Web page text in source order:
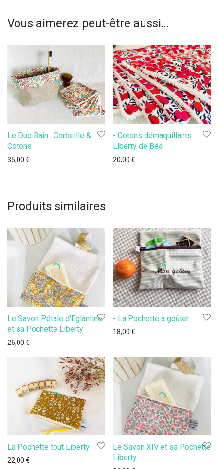
Vous aimerez peut-être aussi…
Le Duo Bain : Corbeille &
Cotons
35,00 €
- Cotons démaquillants
Liberty de Béa
20,00 €
Produits similaires
Le Savon Pétale d'Eglantine
et sa Pochette Liberty
26,00 €
- La Pochette à goûter
18,00 €
La Pochette tout Liberty
22,00 €
Le Savon XIV et sa Pochette
Liberty